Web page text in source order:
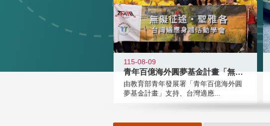
115-08-09
青年百億海外圓夢基金計畫「無礙征途
由教育部青年發展署「青年百億海外圓
夢基金計畫」支持、台灣適應...